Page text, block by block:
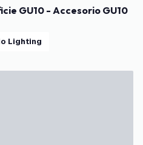
Lighting